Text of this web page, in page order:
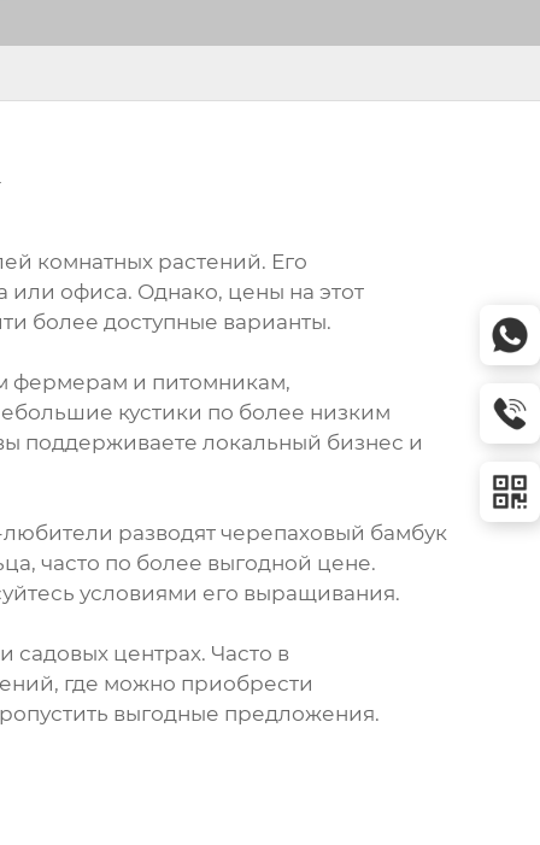
комнатных растений. Его
офиса. Однако, цены на этот
более доступные варианты.
фермерам и питомникам,
кустики по более низким
поддерживаете локальный бизнес и
разводят черепаховый бамбук
часто по более выгодной цене.
условиями его выращивания.
садовых центрах. Часто в
где можно приобрести
выгодные предложения.